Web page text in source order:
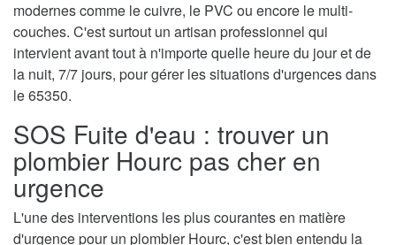
modernes comme le cuivre, le PVC ou encore le multi-
couches. C'est surtout un artisan professionnel qui
intervient avant tout à n'importe quelle heure du jour et de
la nuit, 7/7 jours, pour gérer les situations d'urgences dans
le 65350.
SOS Fuite d'eau : trouver un
plombier Hourc pas cher en
urgence
L'une des interventions les plus courantes en matière
d'urgence pour un plombier Hourc, c'est bien entendu la